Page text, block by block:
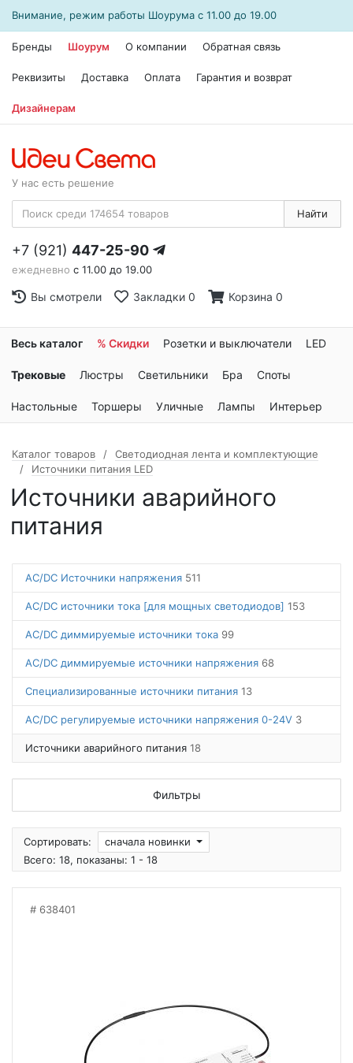
Внимание, режим работы Шоурума с 11.00 до 19.00
Бренды Шоурум О компании Обратная связь
Реквизиты Доставка Оплата Гарантия и возврат
Дизайнерам
У нас есть решение
Найти
+7 (921) 447-25-90
ежедневно с 11.00 до 19.00
Вы смотрели Закладки 0 Корзина 0
Весь каталог % Скидки Розетки и выключатели LED
Трековые Люстры Светильники Бра Споты
Настольные Торшеры Уличные Лампы Интерьер
Каталог товаров
Светодиодная лента и комплектующие
Источники питания LED
Источники аварийного
питания
AC/DC Источники напряжения 511
AC/DC источники тока [для мощных светодиодов] 153
AC/DC диммируемые источники тока 99
AC/DC диммируемые источники напряжения 68
Специализированные источники питания 13
AC/DC регулируемые источники напряжения 0-24V 3
Источники аварийного питания 18
Фильтры
Сортировать:
сначала новинки
Всего: 18, показаны: 1 - 18
638401